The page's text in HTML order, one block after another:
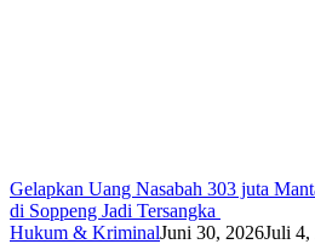
Gelapkan Uang Nasabah 303 juta
di Soppeng Jadi Tersangka
Hukum & KriminalJuni 30, 2026Juli 4,